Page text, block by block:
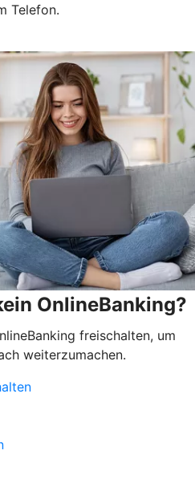
Telefon.
OnlineBanking?
freischalten, um
weiterzumachen.